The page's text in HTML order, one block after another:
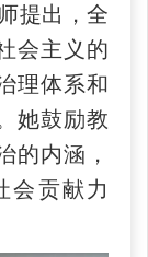
提出，全
会主义的
理体系和
她鼓励教
的内涵，
会贡献力